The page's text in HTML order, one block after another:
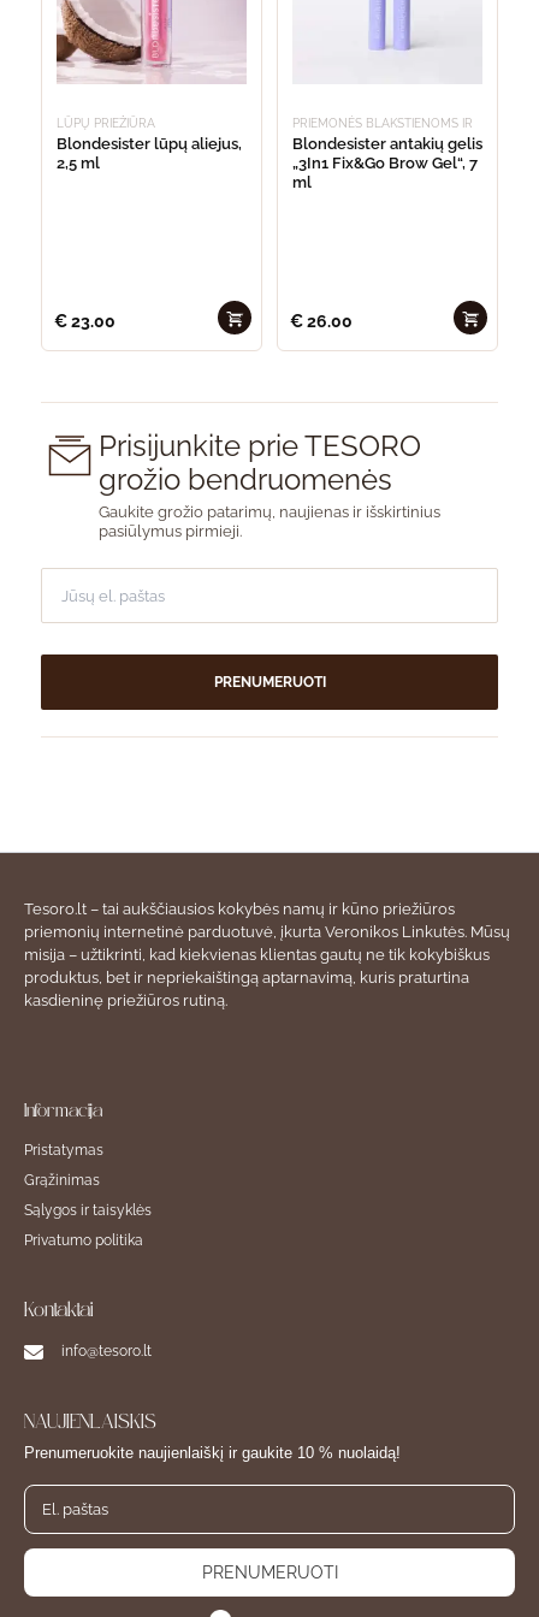
LŪPŲ PRIEŽIŪRA
Blondesister lūpų aliejus,
2,5 ml
€23.00
PRIEMONĖS BLAKSTIENOMS IR
ANTAKIAMS
Blondesister antakių gelis
„3In1 Fix&Go Brow Gel“, 7
ml
€26.00
Prisijunkite prie TESORO
grožio bendruomenės
Gaukite grožio patarimų, naujienas ir išskirtinius
pasiūlymus pirmieji.
PRENUMERUOTI
Tesoro.lt – tai aukščiausios kokybės namų ir kūno priežiūros
priemonių internetinė parduotuvė, įkurta Veronikos Linkutės. Mūsų
misija – užtikrinti, kad kiekvienas klientas gautų ne tik kokybiškus
produktus, bet ir nepriekaištingą aptarnavimą, kuris praturtina
kasdieninę priežiūros rutiną.
Informacija
Pristatymas
Grąžinimas
Sąlygos ir taisyklės
Privatumo politika
Kontaktai
info@tesoro.lt
NAUJIENLAIŠKIS
Prenumeruokite naujienlaiškį ir gaukite 10 % nuolaidą!
PRENUMERUOTI